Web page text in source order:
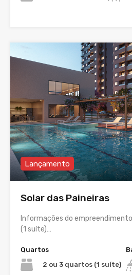
Lançamento
Solar das Paineiras
Informações do
(1 suíte)…
Quartos
2 ou 3 quartos (1 suíte)